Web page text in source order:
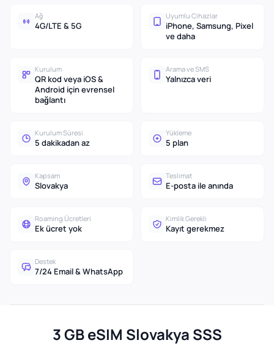
Ağ
4G/LTE & 5G
Uyumlu Cihazlar
iPhone, Samsung, Pixel
ve daha
Kurulum
QR kod veya iOS &
Android için evrensel
bağlantı
Arama ve SMS
Yalnızca veri
Kurulum Süresi
5 dakikadan az
Yükleme
5 plan
Kapsam
Slovakya
Teslimat
E-posta ile anında
Roaming Ücretleri
Ek ücret yok
Kimlik Gerekli
Kayıt gerekmez
Destek
7/24 Email & WhatsApp
3 GB eSIM Slovakya SSS